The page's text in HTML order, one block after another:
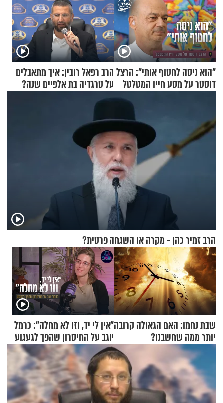
"הוא ניסה לחטוף אותי": הרצל
דוסטר על מסע חייו המטלטל
הרב רפאל רובין: איך מתאבלים
על טרגדיה בת אלפיים שנה?
הרב זמיר כהן - מקרה או השגחה פרטית?
שבת נחמו: האם הגאולה קרובה
יותר ממה שחשבנו?
"אין לי יד, וזו לא מחלה": כרמל
יוגב על החיסרון שהפך לגעגוע